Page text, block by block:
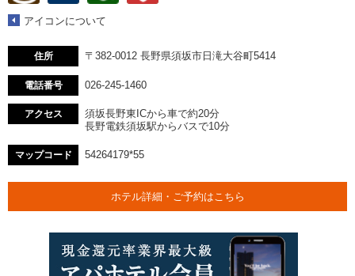
アイコンについて
住所 〒382-0012 長野県須坂市日滝大谷町5414
電話番号 026-245-1460
アクセス
須坂長野東ICから車で約20分
長野電鉄須坂駅からバスで10分
マップコード 54264179*55
ホテル詳細・ご予約はこちら